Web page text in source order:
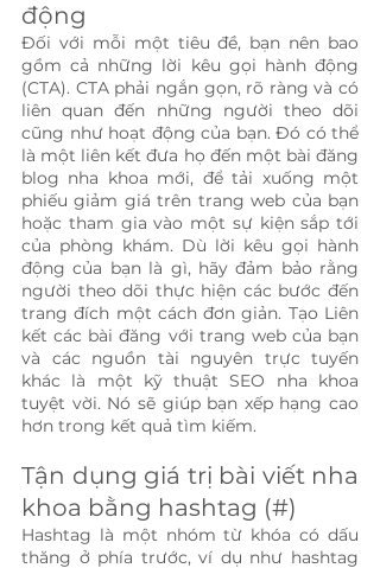
động
Đối với mỗi một tiêu đề, bạn nên bao
gồm cả những lời kêu gọi hành động
(CTA). CTA phải ngắn gọn, rõ ràng và có
liên quan đến những người theo dõi
cũng như hoạt động của bạn. Đó có thể
là một liên kết đưa họ đến một bài đăng
blog nha khoa mới, để tải xuống một
phiếu giảm giá trên trang web của bạn
hoặc tham gia vào một sự kiện sắp tới
của phòng khám. Dù lời kêu gọi hành
động của bạn là gì, hãy đảm bảo rằng
người theo dõi thực hiện các bước đến
trang đích một cách đơn giản. Tạo Liên
kết các bài đăng với trang web của bạn
và các nguồn tài nguyên trực tuyến
khác là một kỹ thuật SEO nha khoa
tuyệt vời. Nó sẽ giúp bạn xếp hạng cao
hơn trong kết quả tìm kiếm.
Tận dụng giá trị bài viết nha
khoa bằng hashtag (#)
Hashtag là một nhóm từ khóa có dấu